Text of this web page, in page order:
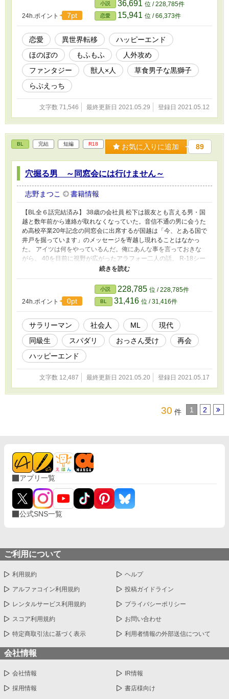
一家なもんで。パン屋の一人娘・奈々と黒獅子頭のカフェ店長さん
の話でR-18シーンは終盤。「小説家になろう」さんにてR-15発表
したものをR-18に改稿しています。
24h.ポイント 7pt
小説 36,691 位 / 228,785件
恋愛 15,941 位 / 66,373件
恋愛 異世界転移
ハッピーエンド
ほのぼの
もふもふ
人外攻め
ファンタジー
獣人×人
草食男子な黒獅子
らぶえっち
文字数 71,546 最終更新日 2021.05.29 登録日 2021.05.12
BL 完結 短編 R18 お気に入りに追加 89
穴掘る男 ～同窓会には行けません～
志野まつこ 書籍情報
【BL全６話完結済み】 38歳の会社員 松下は親友とも言える男・国
越と数年前から連絡が取れなくなっていた。音信不通の男に会うた
め高校卒業20年記念の同窓会に出席するが国越は「今、とある国で
井戸を掘っています」のメッセージを寄越し現れることはなかっ
た。 アイツは何をやっているんだ。俺にあんな事を言っておきな
がら。 40を目前に視野が広がったアラフォー二人の話。 R-18シー
ンは終盤。いちゃこらおセッセしてたら同窓会に行けなかったっぽ
説はすべてフィクションであり実在の企業・団体等とは一切関係あ
りません。あのCMを見て思い付いたものの書きかけで放置してい
たら完全に時代に乗り遅れました。
24h.ポイント 0pt
小説 228,785 位 / 228,785件
BL 31,416 位 / 31,416件
サラリーマン 社会人 ML
現代
同級生
スパダリ おっさん受け
再会
ハッピーエンド
文字数 12,487 最終更新日 2021.05.20 登録日 2021.05.17
30 件 1 2
アプリ一覧
公式SNS一覧
ご利用について
利用規約 ヘルプ
アルファコイン利用規約 投稿ガイドライン
レンタルサービス利用規約 プライバシーポリシー
スコア利用規約 お問い合わせ
特定商取引法に基づく表示 利用者情報の外部送信について
会社情報
会社情報 IR情報
採用情報 書店様向け